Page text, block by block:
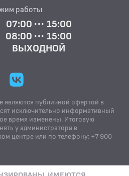
работы
07:00 ··· 15:00
08:00 ··· 15:00
ВЫХОДНОЙ
являются публичной офертой в
исключительно информативный
время изменены. Итоговую
у администратора в
центре или по телефону: +7 900